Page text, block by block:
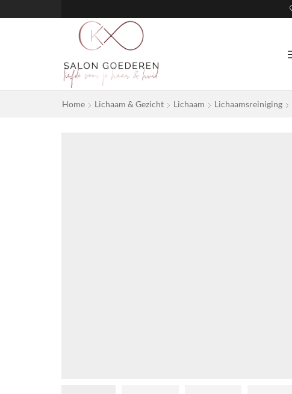
Home Lichaam & Gezicht Lichaam Lichaamsreiniging